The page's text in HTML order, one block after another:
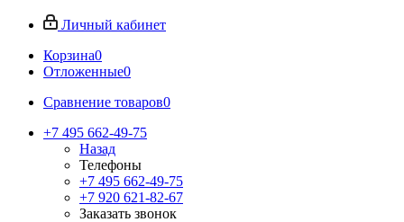
Личный кабинет
Корзина0
Отложенные0
Сравнение товаров0
+7 495 662-49-75
Назад
Телефоны
+7 495 662-49-75
+7 920 621-82-67
Заказать звонок